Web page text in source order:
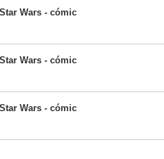
Wars - cómic
Wars - cómic
Wars - cómic